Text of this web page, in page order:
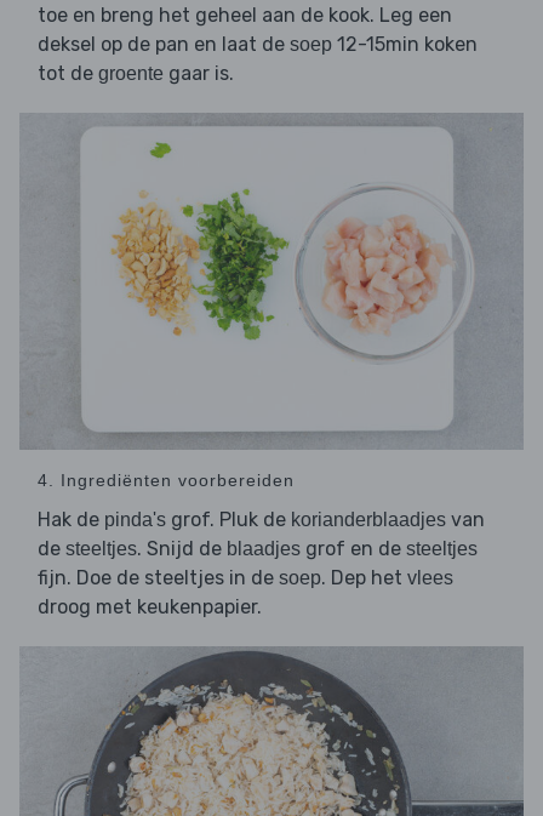
toe en breng het geheel aan de kook. Leg een
deksel op de pan en laat de soep 12-15min koken
tot de groente gaar is.
4. Ingrediënten voorbereiden
Hak de pinda's grof. Pluk de korianderblaadjes van
de steeltjes. Snijd de blaadjes grof en de steeltjes
fijn. Doe de steeltjes in de soep. Dep het vlees
droog met keukenpapier.